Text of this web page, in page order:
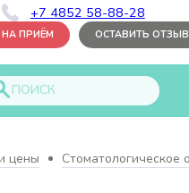
+7 4852 58-88-28
ПРИЁМ ОСТАВИТЬ ОТЗЫВ
цены Стоматологическое